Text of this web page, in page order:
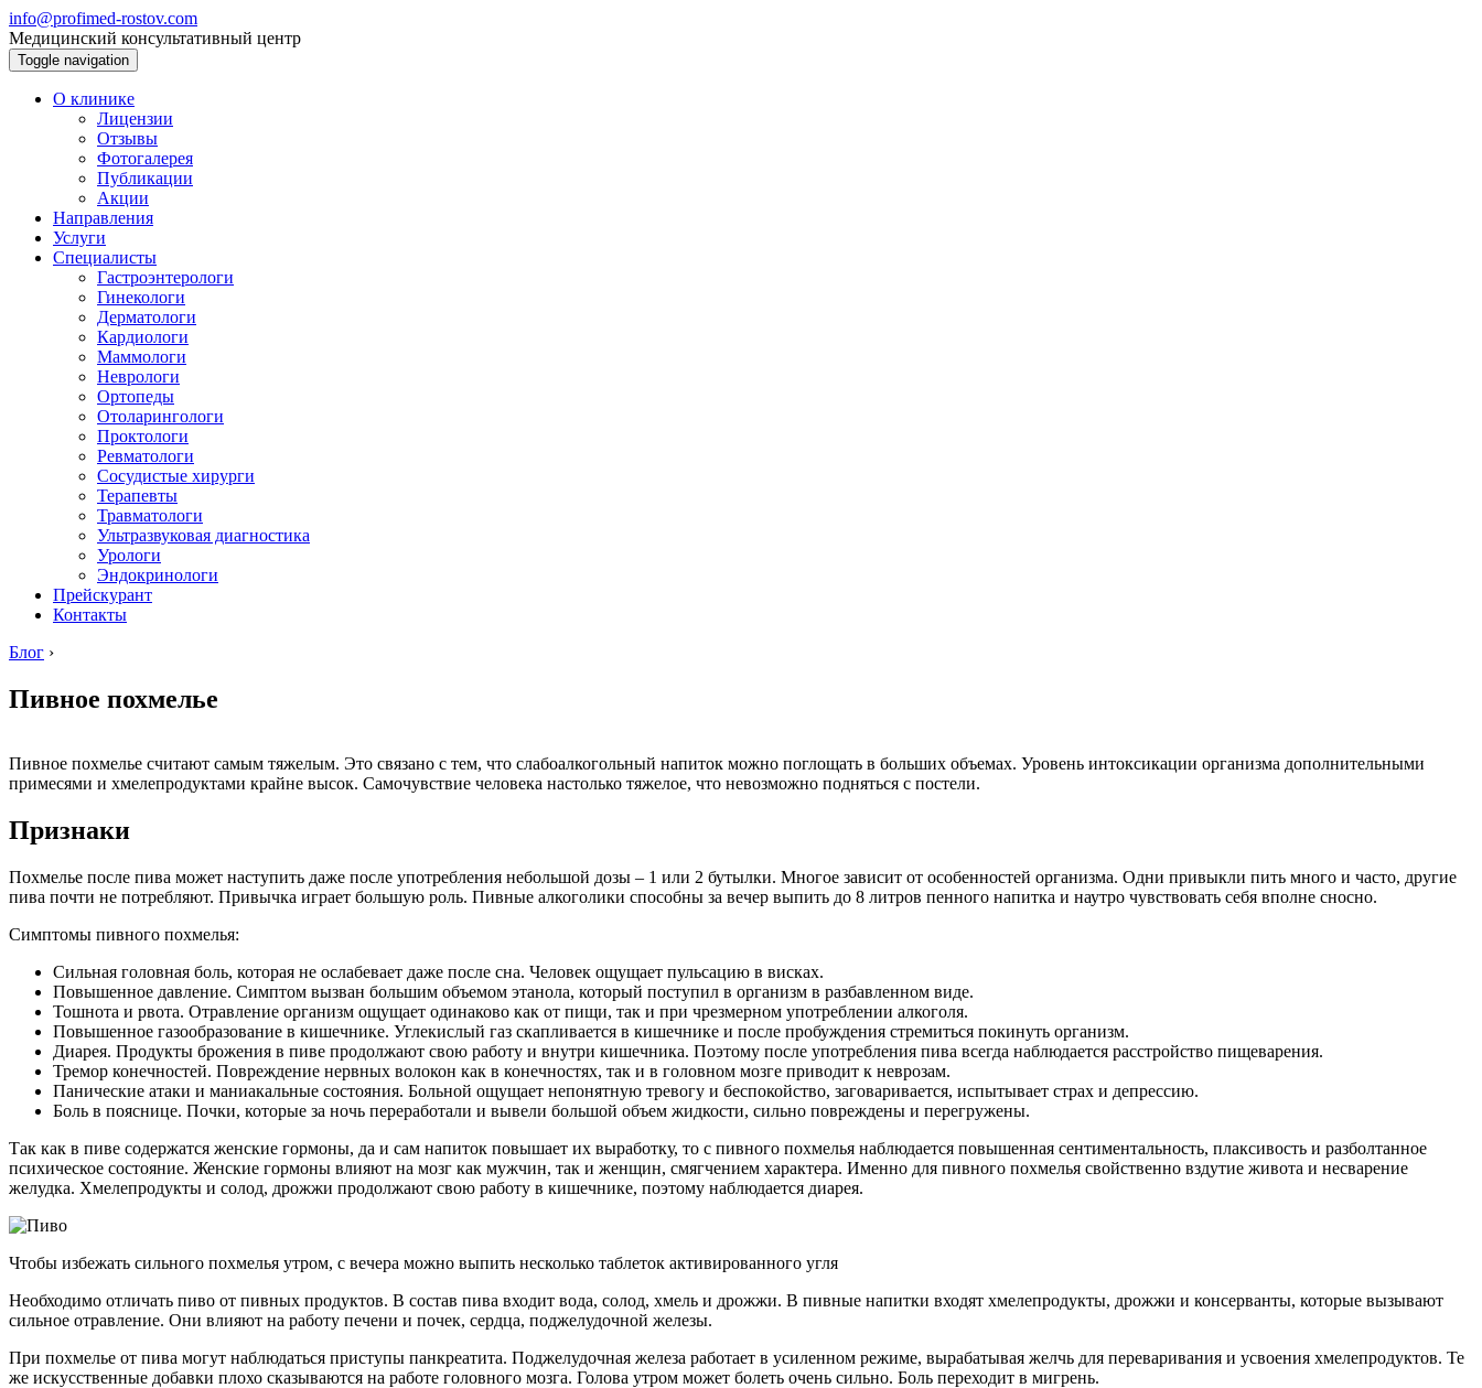
info@profimed-rostov.com
Медицинский консультативный центр
Toggle navigation
О клинике
Лицензии
Отзывы
Фотогалерея
Публикации
Акции
Направления
Услуги
Специалисты
Гастроэнтерологи
Гинекологи
Дерматологи
Кардиологи
Маммологи
Неврологи
Ортопеды
Отоларингологи
Проктологи
Ревматологи
Сосудистые хирурги
Терапевты
Травматологи
Ультразвуковая диагностика
Урологи
Эндокринологи
Прейскурант
Контакты
Блог ›
Пивное похмелье
Пивное похмелье считают самым тяжелым. Это связано с тем, что слабоалкогольный напиток можно поглощать в больших объемах. Уровень интоксикации организма дополнительными
примесями и хмелепродуктами крайне высок. Самочувствие человека настолько тяжелое, что невозможно подняться с постели.
Признаки
Похмелье после пива может наступить даже после употребления небольшой дозы – 1 или 2 бутылки. Многое зависит от особенностей организма. Одни привыкли пить много и часто, другие
пива почти не потребляют. Привычка играет большую роль. Пивные алкоголики способны за вечер выпить до 8 литров пенного напитка и наутро чувствовать себя вполне сносно.
Симптомы пивного похмелья:
Сильная головная боль, которая не ослабевает даже после сна. Человек ощущает пульсацию в висках.
Повышенное давление. Симптом вызван большим объемом этанола, который поступил в организм в разбавленном виде.
Тошнота и рвота. Отравление организм ощущает одинаково как от пищи, так и при чрезмерном употреблении алкоголя.
Повышенное газообразование в кишечнике. Углекислый газ скапливается в кишечнике и после пробуждения стремиться покинуть организм.
Диарея. Продукты брожения в пиве продолжают свою работу и внутри кишечника. Поэтому после употребления пива всегда наблюдается расстройство пищеварения.
Тремор конечностей. Повреждение нервных волокон как в конечностях, так и в головном мозге приводит к неврозам.
Панические атаки и маниакальные состояния. Больной ощущает непонятную тревогу и беспокойство, заговаривается, испытывает страх и депрессию.
Боль в пояснице. Почки, которые за ночь переработали и вывели большой объем жидкости, сильно повреждены и перегружены.
Так как в пиве содержатся женские гормоны, да и сам напиток повышает их выработку, то с пивного похмелья наблюдается повышенная сентиментальность, плаксивость и разболтанное
психическое состояние. Женские гормоны влияют на мозг как мужчин, так и женщин, смягчением характера. Именно для пивного похмелья свойственно вздутие живота и несварение
желудка. Хмелепродукты и солод, дрожжи продолжают свою работу в кишечнике, поэтому наблюдается диарея.
Чтобы избежать сильного похмелья утром, с вечера можно выпить несколько таблеток активированного угля
Необходимо отличать пиво от пивных продуктов. В состав пива входит вода, солод, хмель и дрожжи. В пивные напитки входят хмелепродукты, дрожжи и консерванты, которые вызывают
сильное отравление. Они влияют на работу печени и почек, сердца, поджелудочной железы.
При похмелье от пива могут наблюдаться приступы панкреатита. Поджелудочная железа работает в усиленном режиме, вырабатывая желчь для переваривания и усвоения хмелепродуктов. Те
же искусственные добавки плохо сказываются на работе головного мозга. Голова утром может болеть очень сильно. Боль переходит в мигрень.